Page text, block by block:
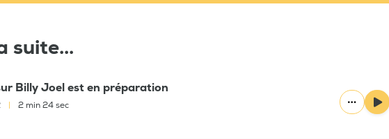
suite...
Billy Joel est en préparation
2 min 24 sec